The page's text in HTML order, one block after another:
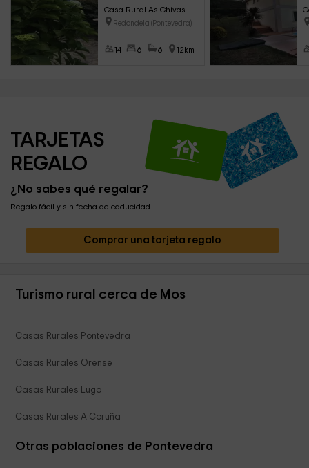
Casa Rural As Chivas
Redondela (Pontevedra)
14 6 6 12km
TARJETAS
REGALO
¿No sabes qué regalar?
Regalo fácil y sin fecha de caducidad
Comprar una tarjeta regalo
Turismo rural cerca de Mos
Casas Rurales Pontevedra
Casas Rurales Orense
Casas Rurales Lugo
Casas Rurales A Coruña
Otras poblaciones de Pontevedra